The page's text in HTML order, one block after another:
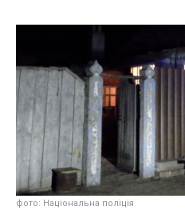
фото: Національна поліція